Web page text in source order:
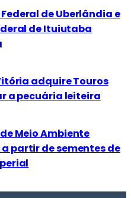
de Uberlândia e
de Ituiutaba
adquire Touros
a pecuária leiteira
Meio Ambiente
partir de sementes de